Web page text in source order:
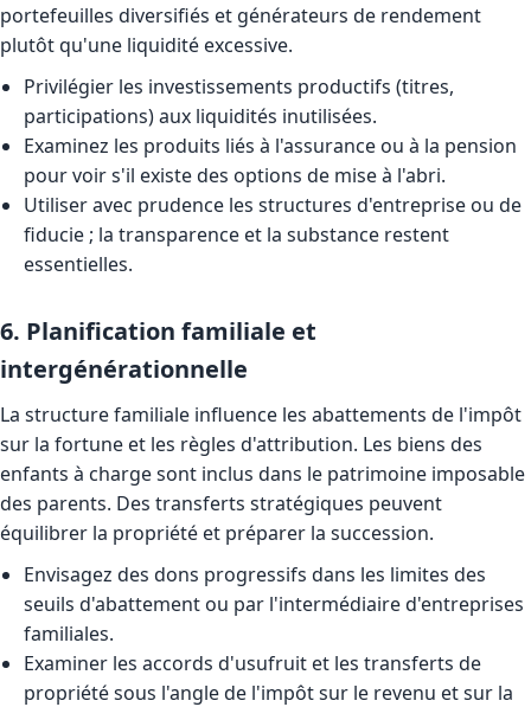
portefeuilles diversifiés et générateurs de rendement
plutôt qu'une liquidité excessive.
Privilégier les investissements productifs (titres,
participations) aux liquidités inutilisées.
Examinez les produits liés à l'assurance ou à la pension
pour voir s'il existe des options de mise à l'abri.
Utiliser avec prudence les structures d'entreprise ou de
fiducie ; la transparence et la substance restent
essentielles.
6. Planification familiale et
intergénérationnelle
La structure familiale influence les abattements de l'impôt
sur la fortune et les règles d'attribution. Les biens des
enfants à charge sont inclus dans le patrimoine imposable
des parents. Des transferts stratégiques peuvent
équilibrer la propriété et préparer la succession.
Envisagez des dons progressifs dans les limites des
seuils d'abattement ou par l'intermédiaire d'entreprises
familiales.
Examiner les accords d'usufruit et les transferts de
propriété sous l'angle de l'impôt sur le revenu et sur la